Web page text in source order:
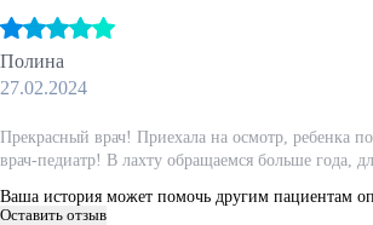
Полина
27.02.2024
Прекрасный врач! Приехала на осмотр, ребенка
врач-педиатр! В лахту обращаемся больше года,
Ваша история может помочь другим пациентам
Оставить отзыв